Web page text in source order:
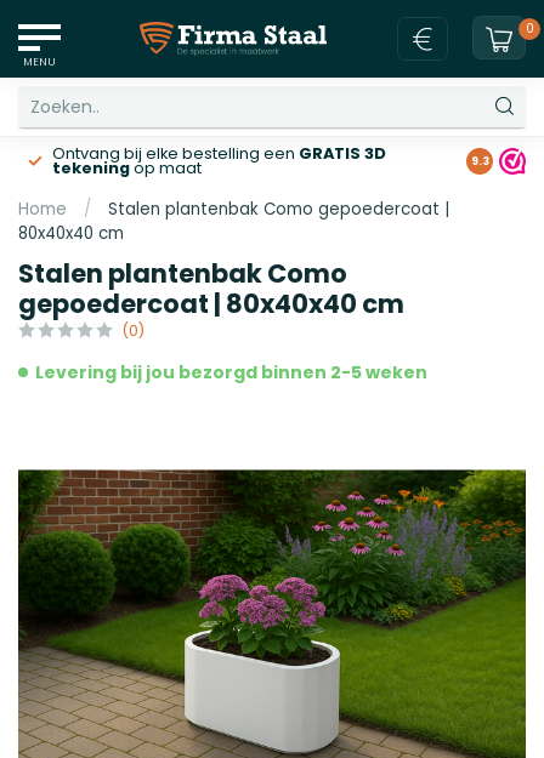
MENU
0
Ontvang bij elke bestelling een GRATIS 3D
tekeningop maat Gratis
9.3
Home /
Stalen plantenbak Como gepoedercoat |
80x40x40 cm
Stalen plantenbak Como
gepoedercoat | 80x40x40 cm
(0)
Levering bij jou bezorgd binnen 2-5 weken